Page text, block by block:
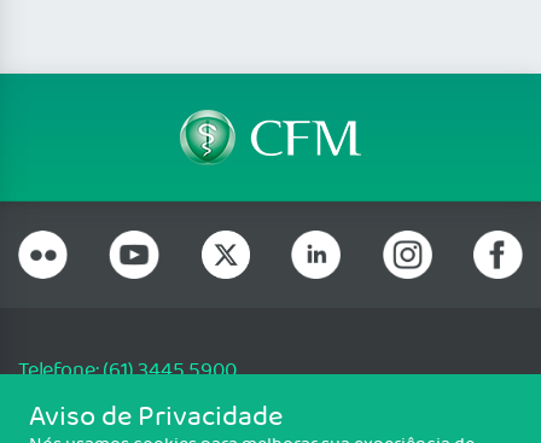
Telefone: (61) 3445 5900
Email: cfm@portalmedico.org.br
SGAS 616, Conjunto D, Lote 115, L2 Sul, Brasília/DF - CEP: 70200-760 -
Aviso de Privacidade